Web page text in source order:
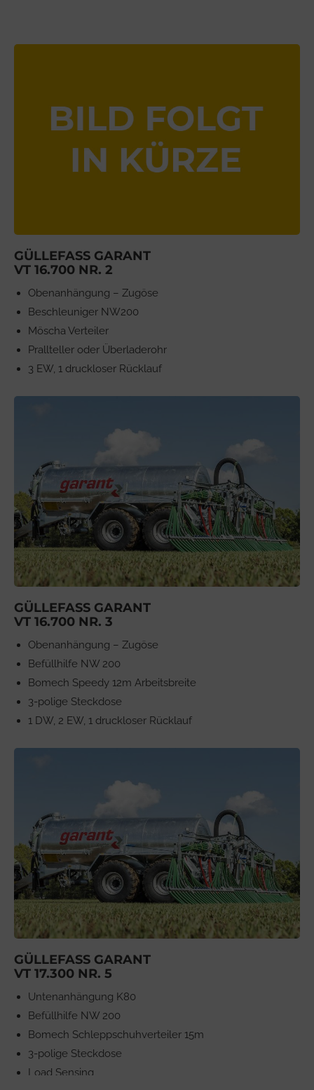
GÜLLEFASS GARANT
VT 16.700 NR. 2
Obenanhängung – Zugöse
Beschleuniger NW200
Möscha Verteiler
Prallteller oder Überladerohr
3 EW, 1 druckloser Rücklauf
GÜLLEFASS GARANT
VT 16.700 NR. 3
Obenanhängung – Zugöse
Befüllhilfe NW 200
Bomech Speedy 12m Arbeitsbreite
3-polige Steckdose
1 DW, 2 EW, 1 druckloser Rücklauf
GÜLLEFASS GARANT
VT 17.300 NR. 5
Untenanhängung K80
Befüllhilfe NW 200
Bomech Schleppschuhverteiler 15m
3-polige Steckdose
Load Sensing